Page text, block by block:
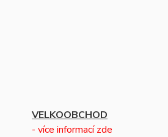
VELKOOBCHOD
- více informací zde